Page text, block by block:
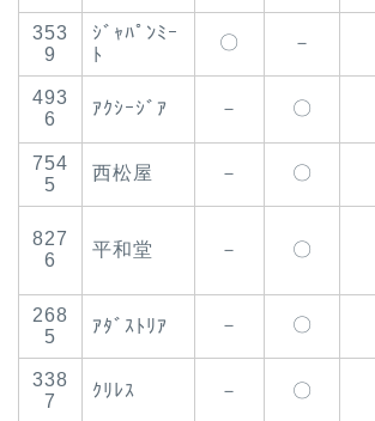
353
9
ｼﾞｬﾊﾟﾝﾐｰ
ﾄ
〇 －
493
6
ｱｸｼｰｼﾞｱ － 〇
754
5
西松屋 － 〇
827
6
平和堂 － 〇
268
5
ｱﾀﾞｽﾄﾘｱ － 〇
338
7
ｸﾘﾚｽ － 〇